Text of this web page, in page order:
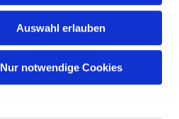
Auswahl erlauben
Nur notwendige Cookies